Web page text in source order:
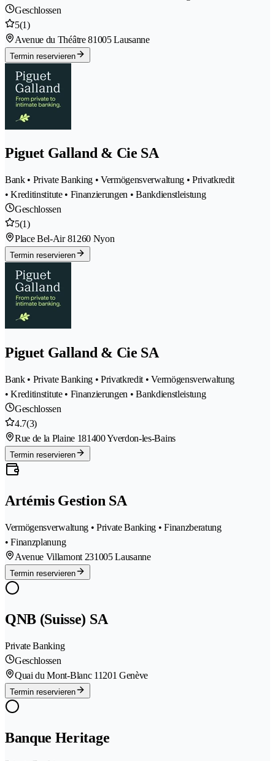
Geschlossen
5(1)
Avenue du Théâtre 81005 Lausanne
Termin reservieren
Piguet Galland & Cie SA
Bank • Private Banking • Vermögensverwaltung • Privatkredit
• Kreditinstitute • Finanzierungen • Bankdienstleistung
Geschlossen
5(1)
Place Bel-Air 81260 Nyon
Termin reservieren
Piguet Galland & Cie SA
Bank • Private Banking • Privatkredit • Vermögensverwaltung
• Kreditinstitute • Finanzierungen • Bankdienstleistung
Geschlossen
4.7(3)
Rue de la Plaine 181400 Yverdon-les-Bains
Termin reservieren
Artémis Gestion SA
Vermögensverwaltung • Private Banking • Finanzberatung
• Finanzplanung
Avenue Villamont 231005 Lausanne
Termin reservieren
QNB (Suisse) SA
Private Banking
Geschlossen
Quai du Mont-Blanc 11201 Genève
Termin reservieren
Banque Heritage